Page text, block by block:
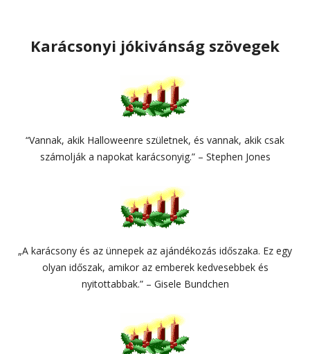
Karácsonyi jókivánság szövegek
“Vannak, akik Halloweenre születnek, és vannak, akik csak
számolják a napokat karácsonyig.” – Stephen Jones
„A karácsony és az ünnepek az ajándékozás időszaka. Ez egy
olyan időszak, amikor az emberek kedvesebbek és
nyitottabbak.” – Gisele Bundchen